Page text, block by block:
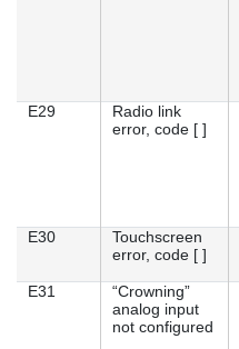
E29
Radio link
error, code [ ]
E30
Touchscreen
error, code [ ]
E31
“Crowning”
analog input
not configured